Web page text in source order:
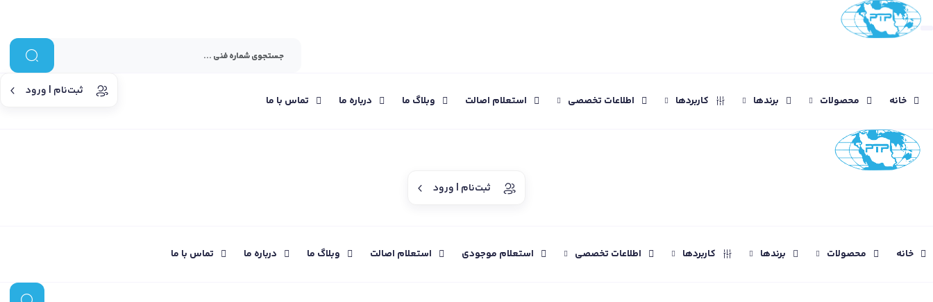
ثبت‌نام | ورود
خانه محصولات برندها کاربردها اطلاعات تخصصی استعلام اصالت وبلاگ ما درباره ما تماس با ما
ثبت‌نام | ورود
خانه محصولات برندها کاربردها اطلاعات تخصصی استعلام موجودی استعلام اصالت وبلاگ ما درباره ما تماس با ما